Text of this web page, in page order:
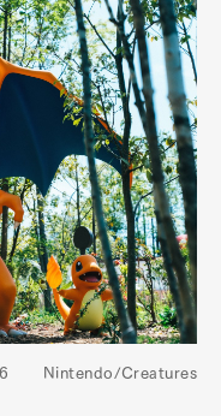
Creatures